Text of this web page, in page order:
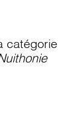
catégorie